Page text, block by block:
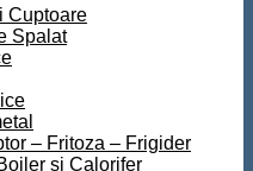
Cuptoare
Spalat
– Fritoza – Frigider
si Calorifer